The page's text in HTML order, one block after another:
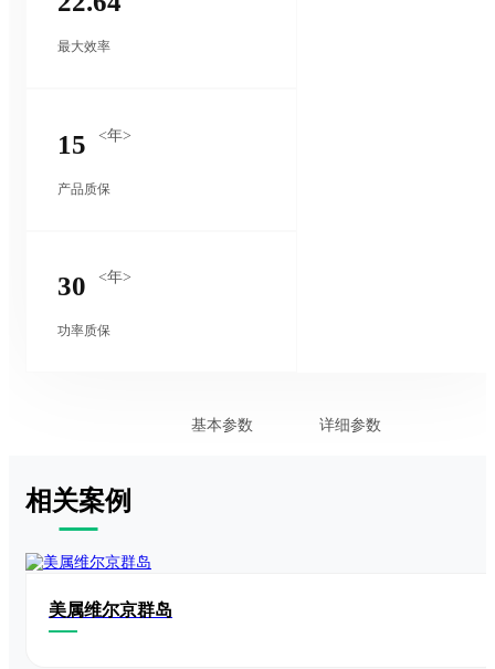
最大效率
15 <年>
产品质保
30 <年>
功率质保
基本参数 详细参数
相关案例
美属维尔京群岛